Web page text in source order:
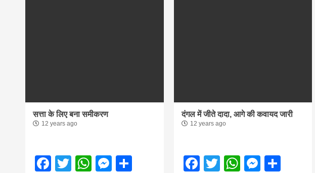
सत्ता के लिए बना समीकरण
12 years ago
Facebook
TwitterWhatsApp
Messenger
दंगल में जीते दादा, आगे की कवायद जारी
12 years ago
Facebook
TwitterWhatsApp